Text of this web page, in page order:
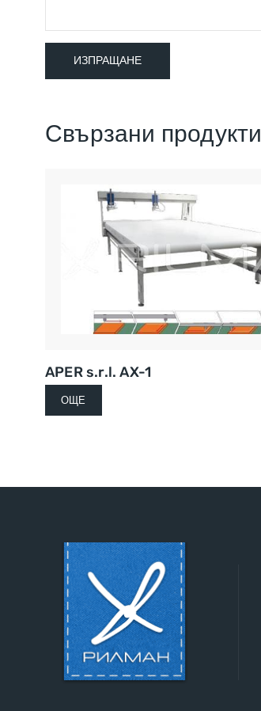
Свързани продукти
APER s.r.l. AX-1
ОЩЕ